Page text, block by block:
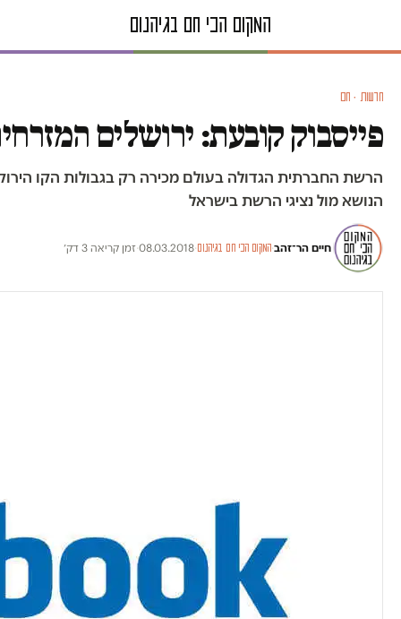
חדשות · חם
פייסבוק קובעת: ירושלים
הרשת החברתית הגדולה בעולם מכירה רק בגבולות הקו
הנושא מול נציגי הרשת בישראל
חיים הר־זהב·המקום הכי חם בגיהנום·
08.03.2018
·זמן קריאה 3 דק׳